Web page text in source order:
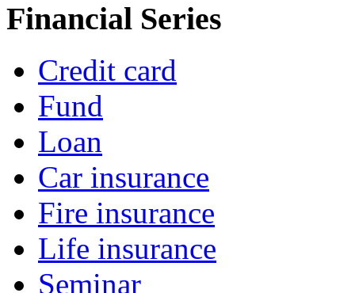
Financial Series
Credit card
Fund
Loan
Car insurance
Fire insurance
Life insurance
Seminar